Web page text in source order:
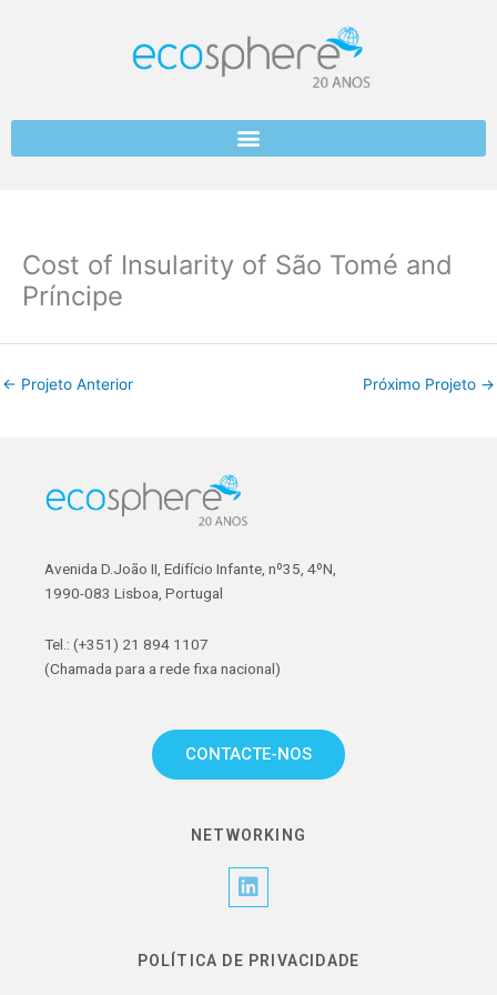
Cost of Insularity of São Tomé and
Príncipe
← Projeto Anterior Próximo Projeto →
Avenida D.João II, Edifício Infante, nº35, 4ºN,
1990-083 Lisboa, Portugal
Tel.: (+351) 21 894 1107
(Chamada para a rede fixa nacional)
CONTACTE-NOS
NETWORKING
L
i
e
POLÍTICA DE PRIVACIDADE